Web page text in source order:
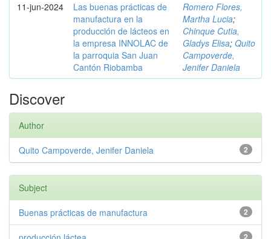
11-jun-2024
Las buenas prácticas de
manufactura en la
producción de lácteos en
la empresa INNOLAC de
la parroquia San Juan
Cantón Riobamba
Romero Flores,
Martha Lucia;
Chinque Cutia,
Gladys Elisa; Quito
Campoverde,
Jenifer Daniela
Discover
Author
2
Quito Campoverde, Jenifer Daniela
Subject
2
Buenas prácticas de manufactura
2